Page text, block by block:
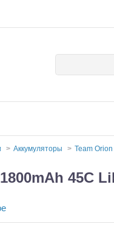
Автомодели
Аккумуляторы Team
45C